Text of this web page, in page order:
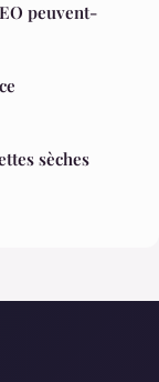
peuvent-
sèches